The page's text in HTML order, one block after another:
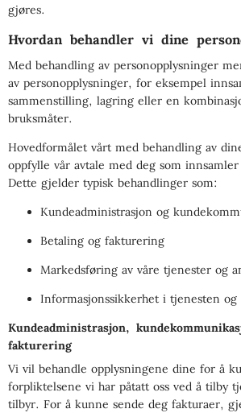
gjøres.
Hvordan behandler vi dine
Med behandling av personopplysninger
av personopplysninger, for eksempel
sammenstilling, lagring eller en
bruksmåter.
Hovedformålet vårt med behandling av
oppfylle vår avtale med deg som
Dette gjelder typisk behandlinger som:
Kundeadministrasjon og
Betaling og fakturering
Markedsføring av våre tjenester og
Informasjonssikkerhet i tjenesten og
Kundeadministrasjon,
fakturering
Vi vil behandle opplysningene dine for å
forpliktelsene vi har påtatt oss ved å tilby
tilbyr. For å kunne sende deg fakturaer,